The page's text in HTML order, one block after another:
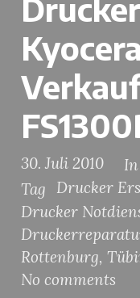
30. Juli 2010 In
Tag
Drucker
Drucker
Rottenburg,
No comments